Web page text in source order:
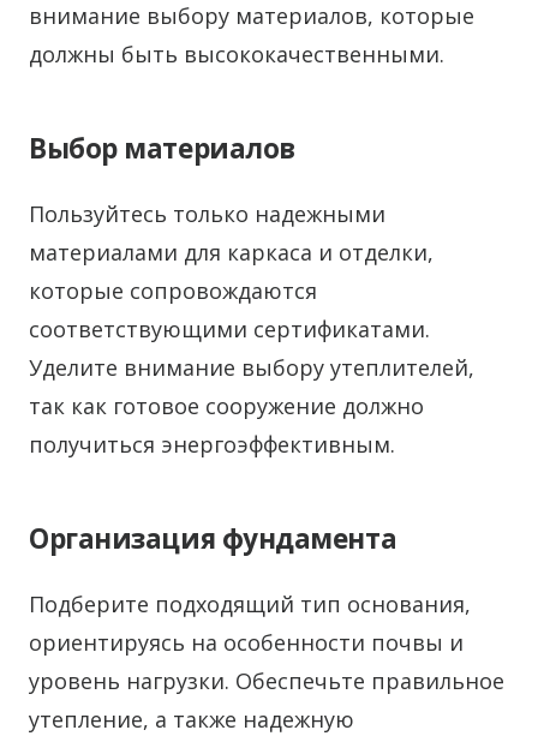
внимание выбору материалов, которые
должны быть высококачественными.
Выбор материалов
Пользуйтесь только надежными
материалами для каркаса и отделки,
которые сопровождаются
соответствующими сертификатами.
Уделите внимание выбору утеплителей,
так как готовое сооружение должно
получиться энергоэффективным.
Организация фундамента
Подберите подходящий тип основания,
ориентируясь на особенности почвы и
уровень нагрузки. Обеспечьте правильное
утепление, а также надежную